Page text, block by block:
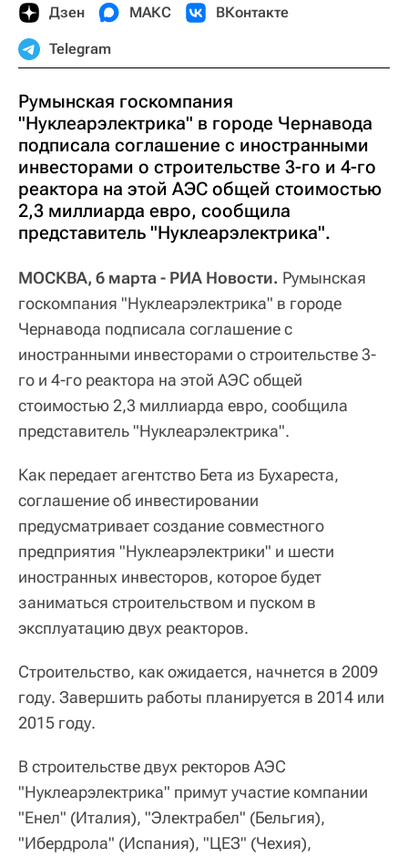
Дзен МАКС ВКонтакте
Telegram
Румынская госкомпания
"Нуклеарэлектрика" в городе Чернавода
подписала соглашение с иностранными
инвесторами о строительстве 3-го и 4-го
реактора на этой АЭС общей стоимостью
2,3 миллиарда евро, сообщила
представитель "Нуклеарэлектрика".
МОСКВА, 6 марта - РИА Новости. Румынская
госкомпания "Нуклеарэлектрика" в городе
Чернавода подписала соглашение с
иностранными инвесторами о строительстве 3-
го и 4-го реактора на этой АЭС общей
стоимостью 2,3 миллиарда евро, сообщила
представитель "Нуклеарэлектрика".
Как передает агентство Бета из Бухареста,
соглашение об инвестировании
предусматривает создание совместного
предприятия "Нуклеарэлектрики" и шести
иностранных инвесторов, которое будет
заниматься строительством и пуском в
эксплуатацию двух реакторов.
Строительство, как ожидается, начнется в 2009
году. Завершить работы планируется в 2014 или
2015 году.
В строительстве двух ректоров АЭС
"Нуклеарэлектрика" примут участие компании
"Енел" (Италия), "Электрабел" (Бельгия),
"Ибердрола" (Испания), "ЦЕЗ" (Чехия),